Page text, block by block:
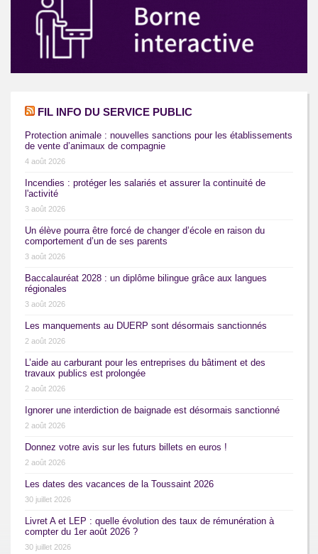
FIL INFO DU SERVICE PUBLIC
Protection animale : nouvelles sanctions pour les établissements
de vente d’animaux de compagnie
4 août 2026
Incendies : protéger les salariés et assurer la continuité de
l'activité
3 août 2026
Un élève pourra être forcé de changer d’école en raison du
comportement d’un de ses parents
3 août 2026
Baccalauréat 2028 : un diplôme bilingue grâce aux langues
régionales
3 août 2026
Les manquements au DUERP sont désormais sanctionnés
2 août 2026
L’aide au carburant pour les entreprises du bâtiment et des
travaux publics est prolongée
2 août 2026
Ignorer une interdiction de baignade est désormais sanctionné
2 août 2026
Donnez votre avis sur les futurs billets en euros !
2 août 2026
Les dates des vacances de la Toussaint 2026
30 juillet 2026
Livret A et LEP : quelle évolution des taux de rémunération à
compter du 1er août 2026 ?
30 juillet 2026